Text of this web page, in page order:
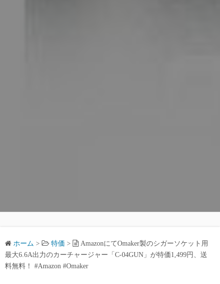
ホーム > 特価 >
AmazonにてOmaker製のシガーソケット用
最大6.6A出力のカーチャージャー「C-04GUN」が特価1,499円、送
料無料！ #Amazon #Omaker